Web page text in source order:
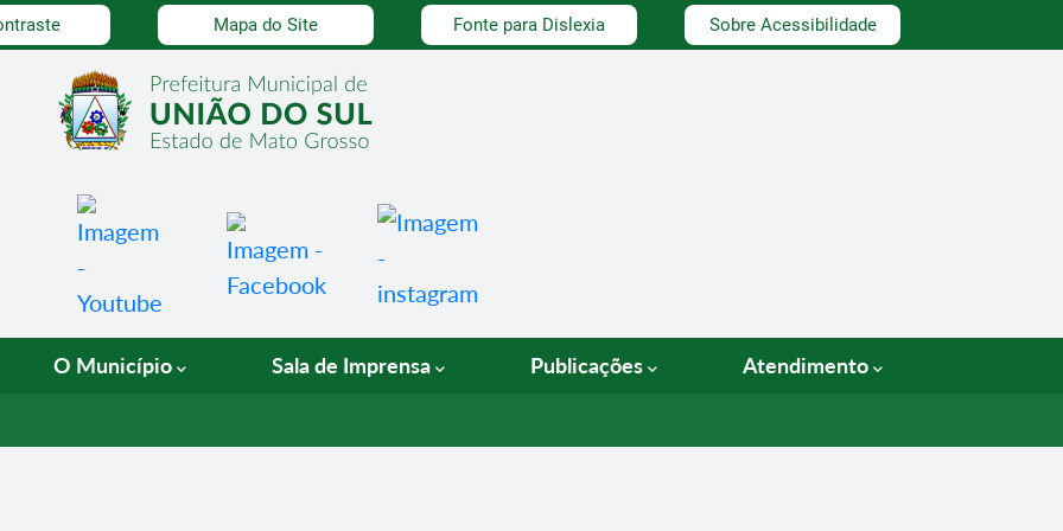
Mapa do Site Fonte para Dislexia Sobre Acessibilidade
O Município Sala de Imprensa Publicações Atendimento